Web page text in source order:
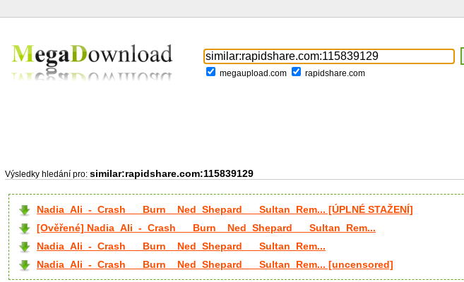
megaupload.com rapidshare.com
Výsledky hledání pro: similar:rapidshare.com:115839129
Nadia_Ali_-_Crash___Burn__Ned_Shepard___Sultan_Rem... [ÚPLNÉ STAŽENÍ]
[Ověřené] Nadia_Ali_-_Crash___Burn__Ned_Shepard___Sultan_Rem...
Nadia_Ali_-_Crash___Burn__Ned_Shepard___Sultan_Rem...
Nadia_Ali_-_Crash___Burn__Ned_Shepard___Sultan_Rem... [uncensored]